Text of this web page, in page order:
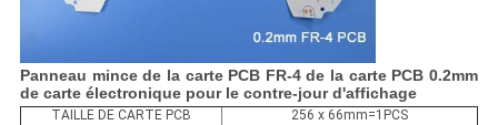
Panneau mince de la carte PCB FR-4 de la carte PCB 0.2mm
de carte électronique pour le contre-jour d'affichage
TAILLE DE CARTE PCB
256 x 66mm=1PCS